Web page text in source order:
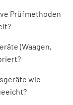
Prüfmethoden
(Waagen,
wie